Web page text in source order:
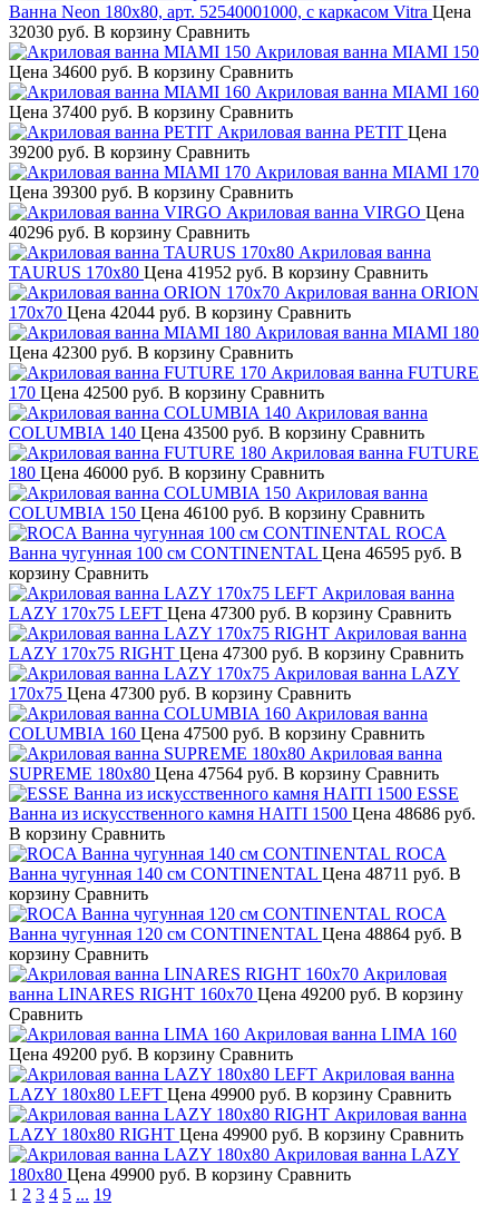
Ванна Neon 180х80, арт. 52540001000, с каркасом Vitra Цена
32030 руб. В корзину Сравнить
Акриловая ванна MIAMI 150
Цена 34600 руб. В корзину Сравнить
Акриловая ванна MIAMI 160
Цена 37400 руб. В корзину Сравнить
Акриловая ванна PETIT Цена
39200 руб. В корзину Сравнить
Акриловая ванна MIAMI 170
Цена 39300 руб. В корзину Сравнить
Акриловая ванна VIRGO Цена
40296 руб. В корзину Сравнить
Акриловая ванна
TAURUS 170х80 Цена 41952 руб. В корзину Сравнить
Акриловая ванна ORION
170х70 Цена 42044 руб. В корзину Сравнить
Акриловая ванна MIAMI 180
Цена 42300 руб. В корзину Сравнить
Акриловая ванна FUTURE
170 Цена 42500 руб. В корзину Сравнить
Акриловая ванна
COLUMBIA 140 Цена 43500 руб. В корзину Сравнить
Акриловая ванна FUTURE
180 Цена 46000 руб. В корзину Сравнить
Акриловая ванна
COLUMBIA 150 Цена 46100 руб. В корзину Сравнить
ROCA
Ванна чугунная 100 см CONTINENTAL Цена 46595 руб. В
корзину Сравнить
Акриловая ванна
LAZY 170x75 LEFT Цена 47300 руб. В корзину Сравнить
Акриловая ванна
LAZY 170x75 RIGHT Цена 47300 руб. В корзину Сравнить
Акриловая ванна LAZY
170x75 Цена 47300 руб. В корзину Сравнить
Акриловая ванна
COLUMBIA 160 Цена 47500 руб. В корзину Сравнить
Акриловая ванна
SUPREME 180х80 Цена 47564 руб. В корзину Сравнить
ESSE
Ванна из искусственного камня HAITI 1500 Цена 48686 руб.
В корзину Сравнить
ROCA
Ванна чугунная 140 см CONTINENTAL Цена 48711 руб. В
корзину Сравнить
ROCA
Ванна чугунная 120 см CONTINENTAL Цена 48864 руб. В
корзину Сравнить
Акриловая
ванна LINARES RIGHT 160x70 Цена 49200 руб. В корзину
Сравнить
Акриловая ванна LIMA 160
Цена 49200 руб. В корзину Сравнить
Акриловая ванна
LAZY 180x80 LEFT Цена 49900 руб. В корзину Сравнить
Акриловая ванна
LAZY 180x80 RIGHT Цена 49900 руб. В корзину Сравнить
Акриловая ванна LAZY
180x80 Цена 49900 руб. В корзину Сравнить
1 2 3 4 5 ... 19